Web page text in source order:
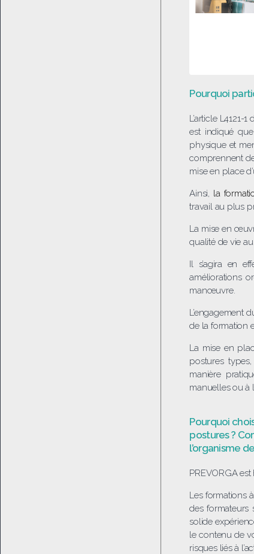
Pourquoi
L’article
est indiqué
physique et
comprennent
mise en place
Ainsi, la
travail au plus
La mise en
qualité de vie
Il s’agira en
améliorations
manœuvre.
L’engagement
de la formation
La mise en
postures
manière
manuelles ou à
Pourquoi
postures ?
l’organisme
PREVORGA
Les formations
des formateurs
solide
le contenu de
risques liés à